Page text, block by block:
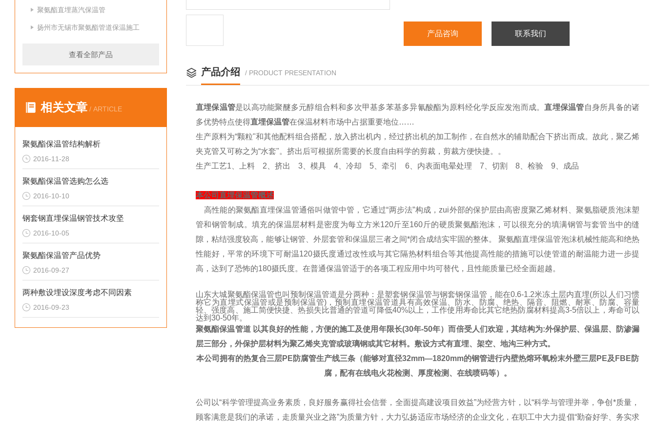
聚氨酯直埋蒸汽保温管
扬州市无锡市聚氨酯管道保温施工
查看全部产品
相关文章 / ARTICLE
聚氨酯保温管结构解析
2016-11-28
聚氨酯保温管选购怎么选
2016-10-10
钢套钢直埋保温钢管技术攻坚
2016-10-05
聚氨酯保温管产品优势
2016-09-27
两种敷设埋设深度考虑不同因素
2016-09-23
产品咨询 联系我们
产品介绍 / PRODUCT PRESENTATION
直埋保温管是以高功能聚醚多元醇组合料和多次甲基多苯基多异氰酸酯为原料经化学反应发泡而成。直埋保温管自身所具备的诸
多优势特点使得直埋保温管在保温材料市场中占据重要地位……
生产原料为“颗粒"和其他配料组合搭配，放入挤出机内，经过挤出机的加工制作，在自然水的辅助配合下挤出而成。故此，聚乙烯
夹克管又可称之为“水套"。挤出后可根据所需要的长度自由科学的剪裁，剪裁方便快捷。。
生产工艺1 、上料 2 、挤出 3 、模具 4 、冷却 5 、牵引 6 、内表面电晕处理 7 、切割 8 、检验 9 、成品
本公司直埋保温管概述
高性能的聚氨酯直埋保温管通俗叫做管中管，它通过“两步法”构成，zui外部的保护层由高密度聚乙烯材料、聚氨脂硬质泡沫塑
管和钢管制成。填充的保温层材料是密度为每立方米120斤至160斤的硬质聚氨酯泡沫，可以很充分的填满钢管与套管当中的缝
隙，粘结强度较高，能够让钢管、外层套管和保温层三者之间*闭合成结实牢固的整体。
聚氨酯直埋保温管泡沫机械性能高和绝热
性能好，平常的环境下可耐温120摄氏度通过改性或与其它隔热材料组合等其他提高性能的措施可以使管道的耐温能力进一步提
高，达到了恐怖的180摄氏度。在普通保温管适于的各项工程应用中均可替代，且性能质量已经全面超越。
山东大城聚氨酯保温管也叫预制保温管道是分两种：是塑套钢保温管与钢套钢保温管，能在0.6-1.2米冻土层内直埋(所以人们习惯
称它为直埋式保温管或是预制保温管)，预制直埋保温管道具有高效保温、防水、防腐、绝热、隔音、阻燃、耐寒、防腐、容量
轻、强度高、施工简便快捷、热损失比普通的管道可降低40%以上，工作使用寿命比其它绝热防腐材料提高3-5倍以上，寿命可以
达到 30-50年。
聚氨酯保温管道 以其良好的性能，方便的施工及使用年限长(30年-50年）而倍受人们欢迎，其结构为:外保护层、保温层、防渗漏
层三部分，外保护层材料为聚乙烯夹克管或玻璃钢或其它材料。敷设方式有直埋、架空、地沟三种方式。
本公司拥有的热复合三层PE 防腐管生产线三条（能够对直径32mm—1820mm的钢管进行内壁热熔环氧粉末外壁三层PE及 FBE 防
腐，配有在线电火花检测、厚度检测、在线喷码等）。
公司以“科学管理提高业务素质，良好服务赢得社会信誉，全面提高建设项目效益”为经营方针，以“科学与管理并举，争创*质量，
顾客满意是我们的承诺，走质量兴业之路”为质量方针，大力弘扬适应市场经济的企业文化，在职工中大力提倡“勤奋好学、务实求